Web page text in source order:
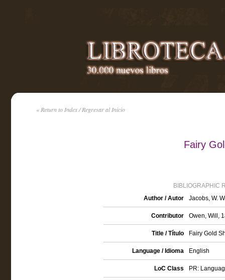
« Return to Index / Regresar al Inicio
Fairy
BIBLIOGRAPHIC
Author / Autor
Jacobs, W.
Contributor Owen, Will,
Title / Título Fairy Gold
Language / Idioma English
LoC Class PR: